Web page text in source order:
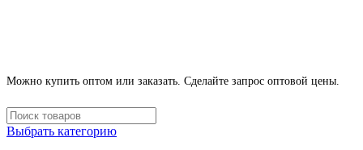
Можно купить оптом или заказать. Сделайте запрос оптовой цены.
Выбрать категорию